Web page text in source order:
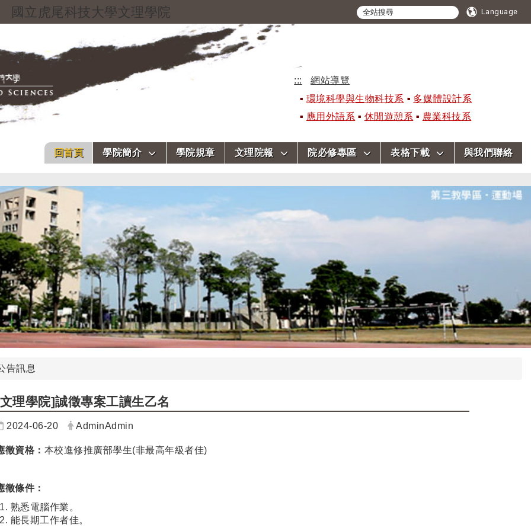
國立虎尾科技大學文理學院 Language
跳到主要內容
:::
網站導覽
環境科學與生物科技系
多媒體設計系
應用外語系
休閒遊憩系 農業科技系
回首頁 學院簡介 學院規章 文理院報 院必修專區 表格下載 與我們聯絡
告訊息
理學院]誠徵專案工讀生乙名
日期：
2024-06-20 發布者：
AdminAdmin
徵資格： 本校進修推廣部學生(非最高年級者佳)
徵條件：
熟悉電腦作業。
能長期工作者佳。